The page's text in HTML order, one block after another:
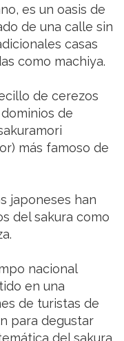
es un oasis de
de una calle sin
casas
como machiya.
de cerezos
de
más famoso de
japoneses han
del sakura como
nacional
en una
de turistas de
para degustar
del sakura